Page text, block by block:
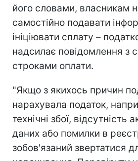
його словами, власникам
самостійно подавати
ініціювати сплату –
надсилає повідомлення з
строками оплати.
"Якщо з якихось причин
нарахувала податок,
технічні збої, відсутність
даних або помилки в
зобов'язаний звертатися